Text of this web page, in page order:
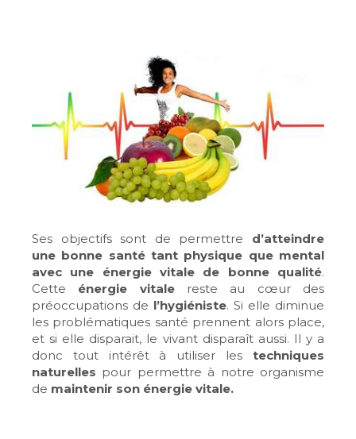
Ses objectifs sont de permettre d’atteindre
une bonne santé tant physique que mental
avec une énergie vitale de bonne qualité.
Cette énergie vitalereste au cœur des
préoccupations de l’hygiéniste. Si elle diminue
les problématiques santé prennent alors place,
et si elle disparait, le vivant disparaît aussi. Il y a
donc tout intérêt à utiliser les techniques
naturelles pour permettre à notre organisme
de maintenir son énergie vitale.